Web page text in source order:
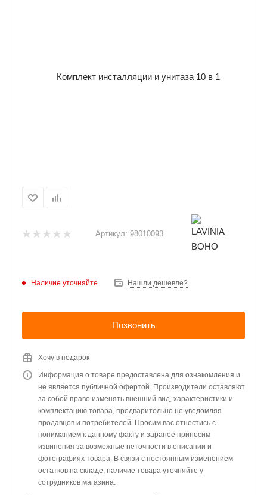
Артикул: 98010093
Наличие уточняйте Нашли дешевле?
Позвонить
Хочу в подарок
Информация о товаре предоставлена для ознакомления и
не является публичной офертой. Производители оставляют
за собой право изменять внешний вид, характеристики и
комплектацию товара, предварительно не уведомляя
продавцов и потребителей. Просим вас отнестись с
пониманием к данному факту и заранее приносим
извинения за возможные неточности в описании и
фотографиях товара. В связи с постоянным изменением
остатков на складе, наличие товара уточняйте у
сотрудников магазина.